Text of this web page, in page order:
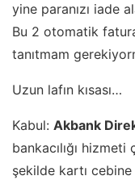
yine paranızı iade
Bu 2 otomatik
tanıtmam
Uzun lafın kısası…
Kabul: Akbank
bankacılığı
şekilde kartı cebine